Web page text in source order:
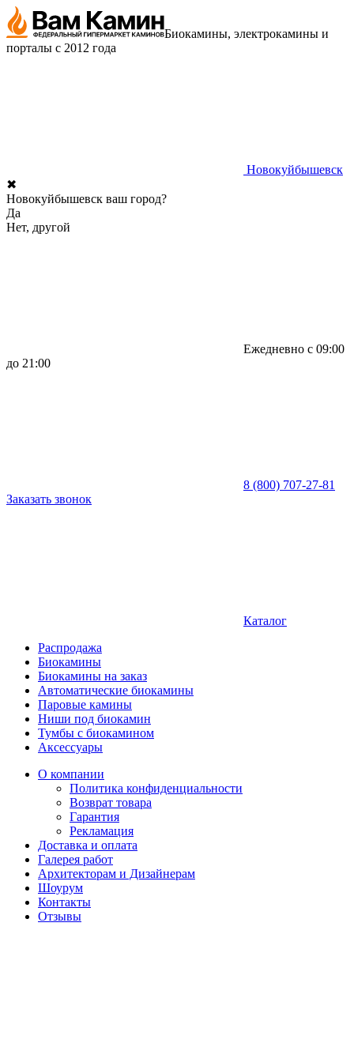
Биокамины, электрокамины и
порталы с 2012 года
Новокуйбышевск
✖
Новокуйбышевск ваш город?
Да
Нет, другой
Ежедневно с 09:00
до 21:00
8 (800) 707-27-81
Заказать звонок
Каталог
Распродажа
Биокамины
Биокамины на заказ
Автоматические биокамины
Паровые камины
Ниши под биокамин
Тумбы с биокамином
Аксессуары
О компании
Политика конфиденциальности
Возврат товара
Гарантия
Рекламация
Доставка и оплата
Галерея работ
Архитекторам и Дизайнерам
Шоурум
Контакты
Отзывы